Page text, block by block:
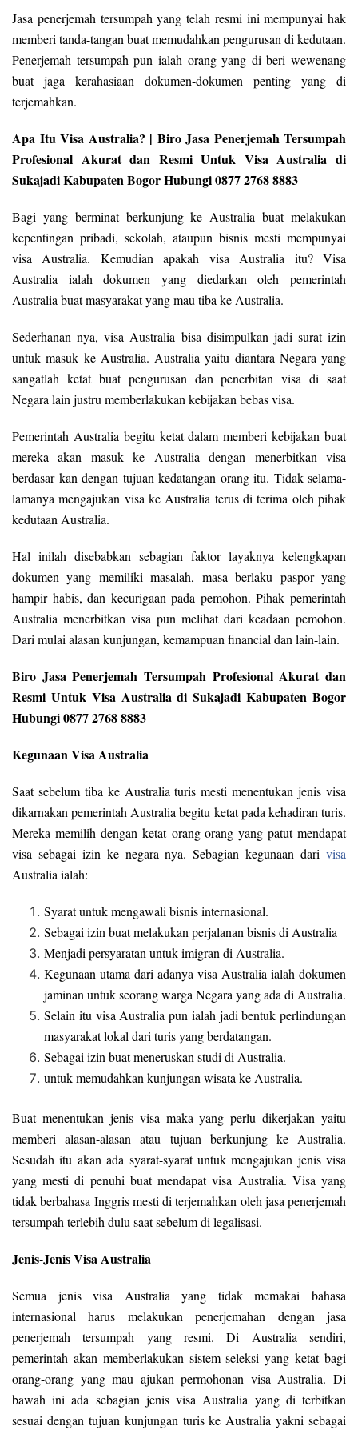
Jasa penerjemah tersumpah yang telah resmi ini mempunyai hak
memberi tanda-tangan buat memudahkan pengurusan di kedutaan.
Penerjemah tersumpah pun ialah orang yang di beri wewenang
buat jaga kerahasiaan dokumen-dokumen penting yang di
terjemahkan.
Apa Itu Visa Australia? | Biro Jasa Penerjemah Tersumpah
Profesional Akurat dan Resmi Untuk Visa Australia di
Sukajadi Kabupaten Bogor Hubungi 0877 2768 8883
Bagi yang berminat berkunjung ke Australia buat melakukan
kepentingan pribadi, sekolah, ataupun bisnis mesti mempunyai
visa Australia. Kemudian apakah visa Australia itu? Visa
Australia ialah dokumen yang diedarkan oleh pemerintah
Australia buat masyarakat yang mau tiba ke Australia.
Sederhanan nya, visa Australia bisa disimpulkan jadi surat izin
untuk masuk ke Australia. Australia yaitu diantara Negara yang
sangatlah ketat buat pengurusan dan penerbitan visa di saat
Negara lain justru memberlakukan kebijakan bebas visa.
Pemerintah Australia begitu ketat dalam memberi kebijakan buat
mereka akan masuk ke Australia dengan menerbitkan visa
berdasar kan dengan tujuan kedatangan orang itu. Tidak selama-
lamanya mengajukan visa ke Australia terus di terima oleh pihak
kedutaan Australia.
Hal inilah disebabkan sebagian faktor layaknya kelengkapan
dokumen yang memiliki masalah, masa berlaku paspor yang
hampir habis, dan kecurigaan pada pemohon. Pihak pemerintah
Australia menerbitkan visa pun melihat dari keadaan pemohon.
Dari mulai alasan kunjungan, kemampuan financial dan lain-lain.
Biro Jasa Penerjemah Tersumpah Profesional Akurat dan
Resmi Untuk Visa Australia di Sukajadi Kabupaten Bogor
Hubungi 0877 2768 8883
Kegunaan Visa Australia
Saat sebelum tiba ke Australia turis mesti menentukan jenis visa
dikarnakan pemerintah Australia begitu ketat pada kehadiran turis.
Mereka memilih dengan ketat orang-orang yang patut mendapat
visa sebagai izin ke negara nya. Sebagian kegunaan dari visa
Australia ialah:
Syarat untuk mengawali bisnis internasional.
Sebagai izin buat melakukan perjalanan bisnis di Australia
Menjadi persyaratan untuk imigran di Australia.
Kegunaan utama dari adanya visa Australia ialah dokumen
jaminan untuk seorang warga Negara yang ada di Australia.
Selain itu visa Australia pun ialah jadi bentuk perlindungan
masyarakat lokal dari turis yang berdatangan.
Sebagai izin buat meneruskan studi di Australia.
untuk memudahkan kunjungan wisata ke Australia.
Buat menentukan jenis visa maka yang perlu dikerjakan yaitu
memberi alasan-alasan atau tujuan berkunjung ke Australia.
Sesudah itu akan ada syarat-syarat untuk mengajukan jenis visa
yang mesti di penuhi buat mendapat visa Australia. Visa yang
tidak berbahasa Inggris mesti di terjemahkan oleh jasa penerjemah
tersumpah terlebih dulu saat sebelum di legalisasi.
Jenis-Jenis Visa Australia
Semua jenis visa Australia yang tidak memakai bahasa
internasional harus melakukan penerjemahan dengan jasa
penerjemah tersumpah yang resmi. Di Australia sendiri,
pemerintah akan memberlakukan sistem seleksi yang ketat bagi
orang-orang yang mau ajukan permohonan visa Australia. Di
bawah ini ada sebagian jenis visa Australia yang di terbitkan
sesuai dengan tujuan kunjungan turis ke Australia yakni sebagai